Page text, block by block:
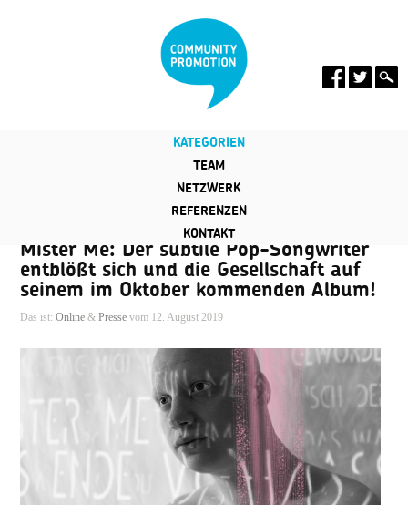
KATEGORIEN
TEAM
NETZWERK
REFERENZEN
KONTAKT
Mister Me: Der subtile Pop-Songwriter
entblößt sich und die Gesellschaft auf
seinem im Oktober kommenden Album!
Das ist: Online& Pressevom 12. August 2019